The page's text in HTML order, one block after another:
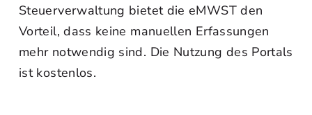
Steuerverwaltung bietet die eMWST den
Vorteil, dass keine manuellen Erfassungen
mehr notwendig sind. Die Nutzung des Portals
ist kostenlos.